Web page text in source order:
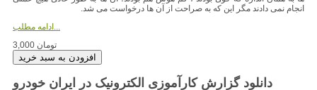
انجام نمی دادند مگر این که به صراحت از آن ها درخواست می شد.
ادامه مطلب...
3,000 تومان
دانلود گزارش کارآموزی الکترونیک در ایران خودرو